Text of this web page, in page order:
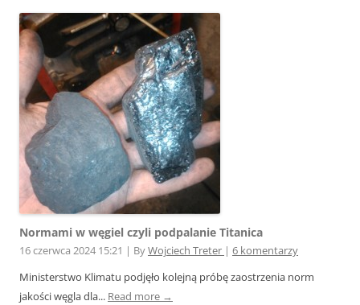
Normami w węgiel czyli podpalanie Titanica
16 czerwca 2024 15:21 | ByWojciech Treter | 6 komentarzy
Ministerstwo Klimatu podjęło kolejną próbę zaostrzenia norm
jakości węgla dla... Read more →